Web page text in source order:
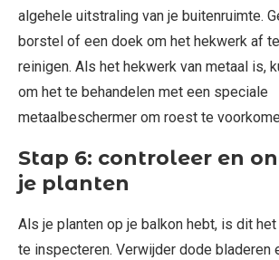
algehele uitstraling van je buitenruimte.
borstel of een doek om het hekwerk af
reinigen. Als het hekwerk van metaal is,
om het te behandelen met een speciale
metaalbeschermer om roest te
Stap 6: controleer en
je planten
Als je planten op je balkon hebt, is dit
te inspecteren. Verwijder dode bladeren